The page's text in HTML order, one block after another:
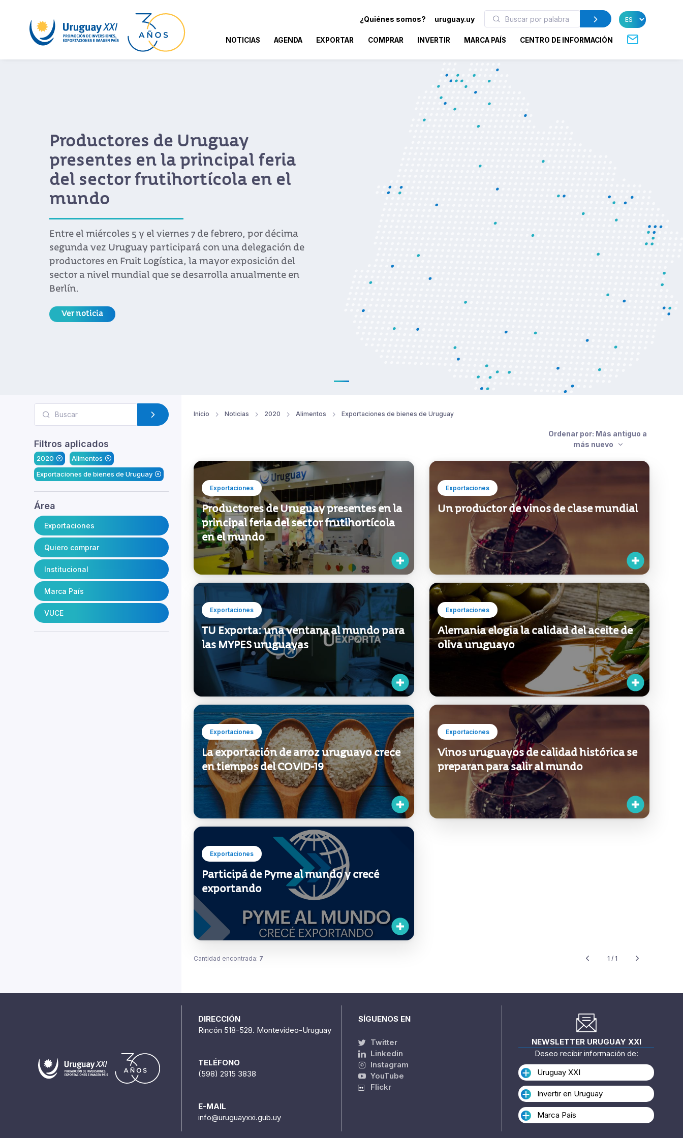
¿Quiénes somos? uruguay.uy
NOTICIAS AGENDA EXPORTAR COMPRAR INVERTIR MARCA PAÍS CENTRO DE INFORMACIÓN
Productores de Uruguay
presentes en la principal feria
del sector frutihortícola en el
mundo
Entre el miércoles 5 y el viernes 7 de febrero, por décima
segunda vez Uruguay participará con una delegación de
productores en Fruit Logística, la mayor exposición del
sector a nivel mundial que se desarrolla anualmente en
Berlín.
Ver noticia
Filtros aplicados
2020
Alimentos
Exportaciones de bienes de Uruguay
Área
Exportaciones
Quiero comprar
Institucional
Marca País
VUCE
Inicio Noticias 2020 Alimentos Exportaciones de bienes de Uruguay
Ordenar por: Más antiguo a
más nuevo
Exportaciones
Productores de Uruguay presentes en la
principal feria del sector frutihortícola
en el mundo
Exportaciones
Un productor de vinos de clase mundial
Exportaciones
TU Exporta: una ventana al mundo para
las MYPES uruguayas
Exportaciones
Alemania elogia la calidad del aceite de
oliva uruguayo
Exportaciones
La exportación de arroz uruguayo crece
en tiempos del COVID-19
Exportaciones
Vinos uruguayos de calidad histórica se
preparan para salir al mundo
Exportaciones
Participá de Pyme al mundo y crecé
exportando
Cantidad encontrada: 7 1 / 1
DIRECCIÓN
Rincón 518-528. Montevideo-Uruguay
TELÉFONO
(598) 2915 3838
E-MAIL
info@uruguayxxi.gub.uy
SÍGUENOS EN
Twitter
Linkedin
Instagram
YouTube
Flickr
NEWSLETTER URUGUAY XXI
Deseo recibir información de:
Uruguay XXI
Invertir en Uruguay
Marca País